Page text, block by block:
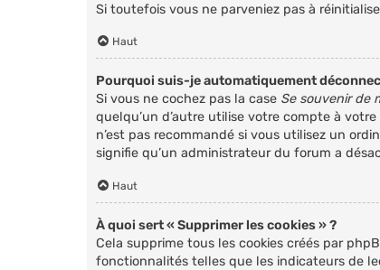
Si toutefois vous ne parveniez pas à
Haut
Pourquoi suis-je automatiquement
Si vous ne cochez pas la case Se souvenir de
quelqu’un d’autre utilise votre compte à
n’est pas recommandé si vous utilisez un
signifie qu’un administrateur du forum a
Haut
À quoi sert « Supprimer les cookies » ?
Cela supprime tous les cookies créés par
fonctionnalités telles que les indicateurs de